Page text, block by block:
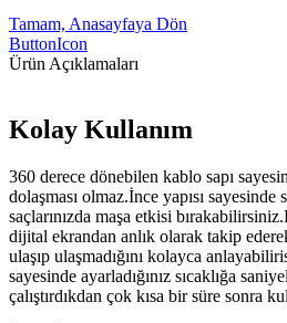
Tamam, Anasayfaya Dön
ButtonIcon
Ürün Açıklamaları
Kolay Kullanım
360 derece dönebilen kablo sapı
dolaşması olmaz.İnce yapısı sayesinde
saçlarınızda maşa etkisi
dijital ekrandan anlık olarak takip ederek
ulaşıp ulaşmadığını kolayca
sayesinde ayarladığınız sıcaklığa
çalıştırdıkdan çok kısa bir süre sonra